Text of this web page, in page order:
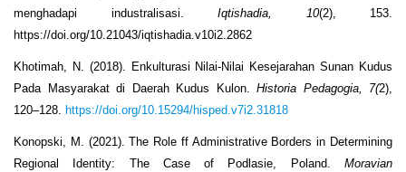
menghadapi industralisasi. Iqtishadia, 10(2), 153.
https://doi.org/10.21043/iqtishadia.v10i2.2862
Khotimah, N. (2018). Enkulturasi Nilai-Nilai Kesejarahan Sunan Kudus
Pada Masyarakat di Daerah Kudus Kulon. Historia Pedagogia, 7(2),
120–128. https://doi.org/10.15294/hisped.v7i2.31818
Konopski, M. (2021). The Role ff Administrative Borders in Determining
Regional Identity: The Case of Podlasie, Poland. Moravian